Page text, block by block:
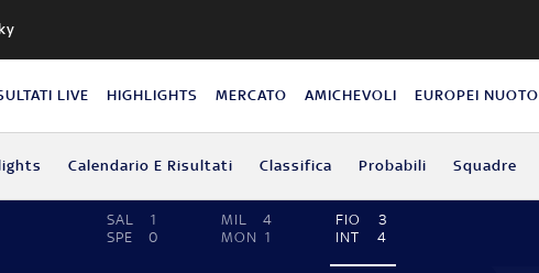
LIVE HIGHLIGHTS MERCATO AMICHEVOLI EUROPEI NUOTO
Calendario E Risultati Classifica Probabili Squadre
SAL
1
SPE
0
MIL
4
MON 1
FIO
3
INT
4